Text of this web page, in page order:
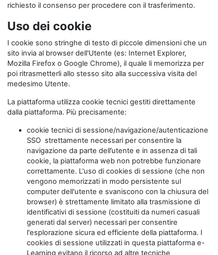
richiesto il consenso per procedere con il trasferimento.
Uso dei cookie
I cookie sono stringhe di testo di piccole dimensioni che un
sito invia al browser dell'Utente (es: Internet Explorer,
Mozilla Firefox o Google Chrome), il quale li memorizza per
poi ritrasmetterli allo stesso sito alla successiva visita del
medesimo Utente.
La piattaforma utilizza cookie tecnici gestiti direttamente
dalla piattaforma. Più precisamente:
cookie tecnici di sessione/navigazione/autenticazione
SSO strettamente necessari per consentire la
navigazione da parte dell’utente e in assenza di tali
cookie, la piattaforma web non potrebbe funzionare
correttamente. L'uso di cookies di sessione (che non
vengono memorizzati in modo persistente sul
computer dell'utente e svaniscono con la chiusura del
browser) è strettamente limitato alla trasmissione di
identificativi di sessione (costituiti da numeri casuali
generati dal server) necessari per consentire
l'esplorazione sicura ed efficiente della piattaforma. I
cookies di sessione utilizzati in questa piattaforma e-
Learning evitano il ricorso ad altre tecniche